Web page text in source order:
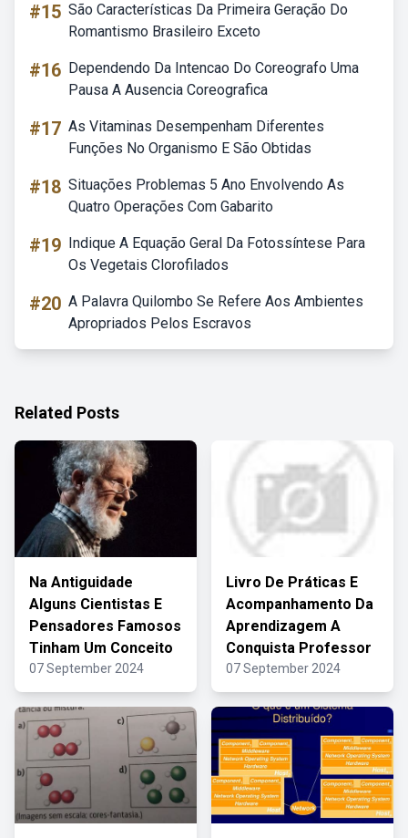
#15 São Características Da Primeira Geração Do
Romantismo Brasileiro Exceto
#16 Dependendo Da Intencao Do Coreografo Uma
Pausa A Ausencia Coreografica
#17 As Vitaminas Desempenham Diferentes
Funções No Organismo E São Obtidas
#18 Situações Problemas 5 Ano Envolvendo As
Quatro Operações Com Gabarito
#19 Indique A Equação Geral Da Fotossíntese Para
Os Vegetais Clorofilados
#20 A Palavra Quilombo Se Refere Aos Ambientes
Apropriados Pelos Escravos
Related Posts
Na Antiguidade
Alguns Cientistas E
Pensadores Famosos
Tinham Um Conceito
07 September 2024
Livro De Práticas E
Acompanhamento Da
Aprendizagem A
Conquista Professor
07 September 2024